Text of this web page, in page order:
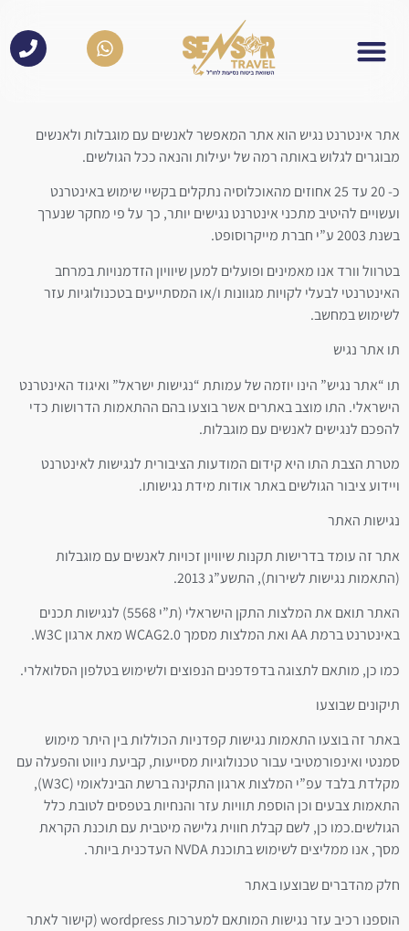
אתר אינטרנט נגיש הוא אתר המאפשר לאנשים עם מוגבלות ולאנשים
מבוגרים לגלוש באותה רמה של יעילות והנאה ככל הגולשים.
כ- 20 עד 25 אחוזים מהאוכלוסיה נתקלים בקשיי שימוש באינטרנט
ועשויים להיטיב מתכני אינטרנט נגישים יותר, כך על פי מחקר שנערך
בשנת 2003 ע”י חברת מייקרוסופט.
בטרוול וורד אנו מאמינים ופועלים למען שיוויון הזדמנויות במרחב
האינטרנטי לבעלי לקויות מגוונות ו/או המסתייעים בטכנולוגיות עזר
לשימוש במחשב.
תו אתר נגיש
תו “אתר נגיש” הינו יוזמה של עמותת “נגישות ישראל” ואיגוד האינטרנט
הישראלי. התו מוצב באתרים אשר בוצעו בהם ההתאמות הדרושות כדי
להפכם לנגישים לאנשים עם מוגבלות.
מטרת הצבת התו היא קידום המודעות הציבורית לנגישות לאינטרנט
ויידוע ציבור הגולשים באתר אודות מידת נגישותו.
נגישות האתר
אתר זה עומד בדרישות תקנות שיוויון זכויות לאנשים עם מוגבלות
(התאמות נגישות לשירות), התשע”ג 2013.
האתר תואם את המלצות התקן הישראלי (ת”י 5568) לנגישות תכנים
באינטרנט ברמת AA ואת המלצות מסמך WCAG2.0 מאת ארגון W3C.
כמו כן, מותאם לתצוגה בדפדפנים הנפוצים ולשימוש בטלפון הסלואלרי.
תיקונים שבוצעו
באתר זה בוצעו התאמות נגישות קפדניות הכוללות בין היתר מימוש
סמנטי ואינפורמטיבי עבור טכנולוגיות מסייעות, קביעת ניווט והפעלה עם
מקלדת בלבד עפ”י המלצות ארגון התקינה ברשת הבינלאומי (W3C),
התאמות צבעים וכן הוספת תוויות עזר והנחיות בטפסים לטובת כלל
הגולשים.כמו כן, לשם קבלת חווית גלישה מיטבית עם תוכנת הקראת
מסך, אנו ממליצים לשימוש בתוכנת NVDA העדכנית ביותר.
חלק מהדברים שבוצעו באתר
הוספנו רכיב עזר נגישות המותאם למערכות wordpress (קישור לאתר